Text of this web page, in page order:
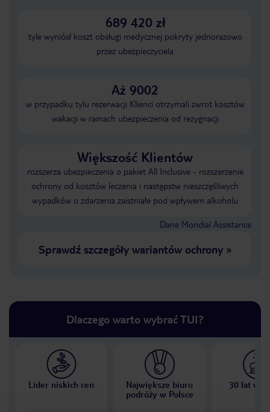
689 420 zł
tyle wyniósł koszt obsługi medycznej pokryty jednorazowo
przez ubezpieczyciela
Aż 9002
w przypadku tylu rezerwacji Klienci otrzymali zwrot kosztów
wakacji w ramach ubezpieczenia od rezygnacji
Większość Klientów
rozszerza ubezpieczenia o pakiet All Inclusive - rozszerzenie
ochrony od kosztów leczenia i następstw nieszczęśliwych
wypadków o zdarzenia zaistniałe pod wpływem alkoholu
Dane Mondial Assistance
Sprawdź szczegóły wariantów ochrony»
Dlaczego warto wybrać TUI?
Lider niskich cen
Największe biuro
podróży w Polsce
30 lat w